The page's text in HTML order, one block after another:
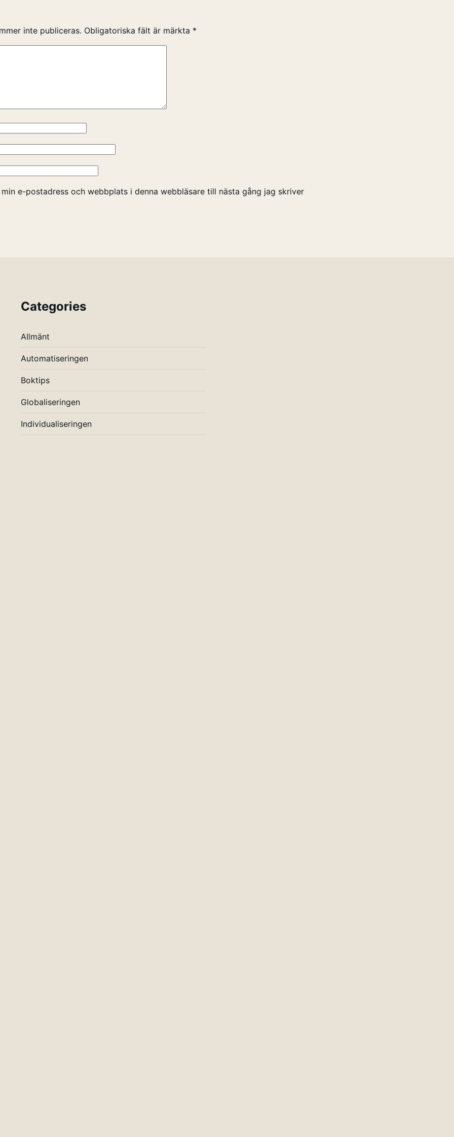
inte publiceras. Obligatoriska fält är märkta *
e-postadress och webbplats i denna webbläsare till nästa gång jag skriver
Categories
Allmänt
Automatiseringen
Boktips
Globaliseringen
Individualiseringen